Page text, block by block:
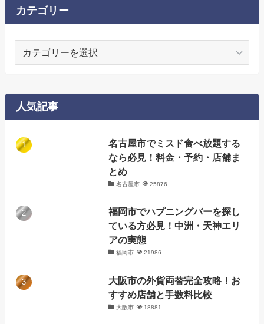
カテゴリー
ー
人気記事
名古屋市でミスド食べ放題する
なら必見！料金・予約・店舗ま
とめ
名古屋市 25876
福岡市でハプニングバーを探し
ている方必見！中洲・天神エリ
アの実態
福岡市 21986
大阪市の外貨両替完全攻略！お
すすめ店舗と手数料比較
大阪市 18881